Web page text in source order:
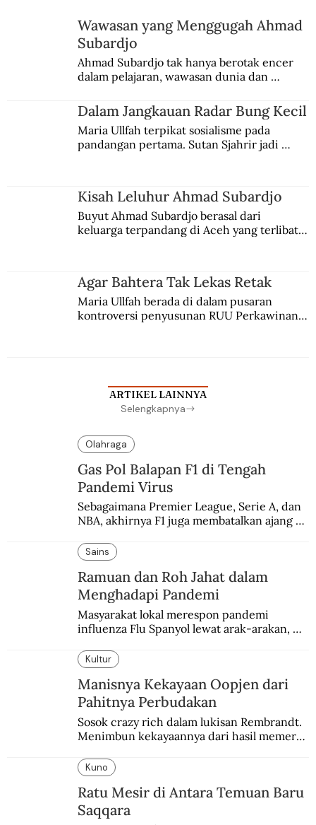
Wawasan yang Menggugah Ahmad
Subardjo
Ahmad Subardjo tak hanya berotak encer
dalam pelajaran, wawasan dunia dan
Jules Verne, Multatuli, hingga Sun Yat-sen.
Dalam Jangkauan Radar Bung Kecil
Maria Ullfah terpikat sosialisme pada
pandangan pertama. Sutan Sjahrir jadi
Kisah Leluhur Ahmad Subardjo
Buyut Ahmad Subardjo berasal dari
keluarga terpandang di Aceh yang terlibat
Agar Bahtera Tak Lekas Retak
Maria Ullfah berada di dalam pusaran
kontroversi penyusunan RUU Perkawinan.
ARTIKEL LAINNYA
Selengkapnya
Olahraga
Gas Pol Balapan F1 di Tengah
Pandemi Virus
Sebagaimana Premier League, Serie A, dan
NBA, akhirnya F1 juga membatalkan ajang
enam dekade lampau.
Sains
Ramuan dan Roh Jahat dalam
Menghadapi Pandemi
Masyarakat lokal merespon pandemi
influenza Flu Spanyol lewat arak-arakan,
Kultur
Manisnya Kekayaan Oopjen dari
Pahitnya Perbudakan
Sosok crazy rich dalam lukisan Rembrandt.
Menimbun kekayaannya dari hasil memeras
Kuno
Ratu Mesir di Antara Temuan Baru
Saqqara